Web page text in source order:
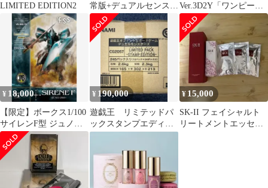
LIMITED EDITION2
常版+デュアルセンス
30thリミテッドエディ
ション
Ver.3D2Y「ワンピー
ス」
1/8P.O.P”LIMITEDEDIT
ION”プレミアムバンダ
イ＆オンラインショッ
プ限定
¥ 18,000
【限定】ボークス1/100
サイレンF型 ジュノー
2989ラルゴ・ケンタウ
リ
¥ 190,000
遊戯王 リミテッドパ
ックスタンプエディシ
ョン カートン 新品
¥ 15,000
SK-II フェイシャルト
リートメントエッセン